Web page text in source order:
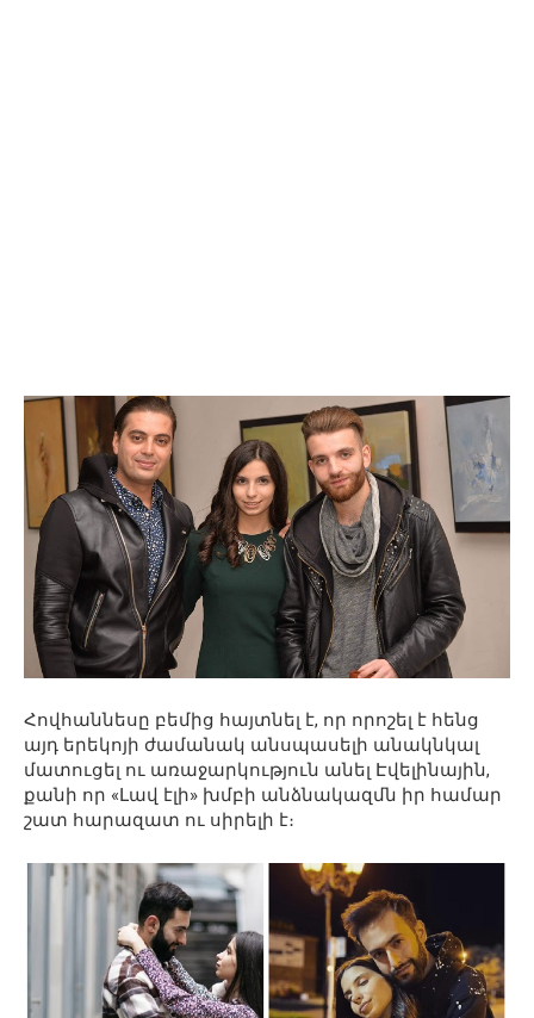
Հովհաննեսը բեմից հայտնել է, որ որոշել է հենց
այդ երեկոյի ժամանակ անսպասելի անակնկալ
մատուցել ու առաջարկություն անել Էվելինային,
քանի որ «Լավ էլի» խմբի անձնակազմն իր համար
շատ հարազատ ու սիրելի է։